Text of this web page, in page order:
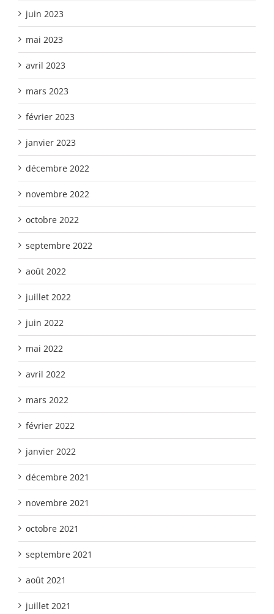
juin 2023
mai 2023
avril 2023
mars 2023
février 2023
janvier 2023
décembre 2022
novembre 2022
octobre 2022
septembre 2022
août 2022
juillet 2022
juin 2022
mai 2022
avril 2022
mars 2022
février 2022
janvier 2022
décembre 2021
novembre 2021
octobre 2021
septembre 2021
août 2021
juillet 2021